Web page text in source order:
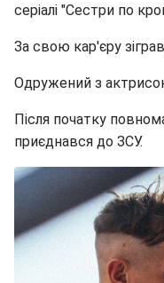
серіалі "Сестри по
За свою кар'єру
Одружений з
Після початку
приєднався до ЗСУ.